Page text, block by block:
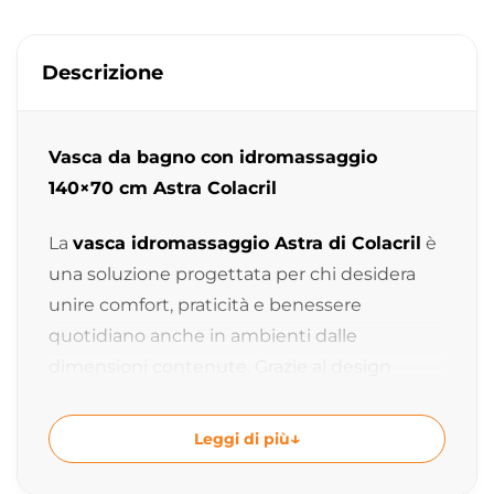
Descrizione
Vasca da bagno con idromassaggio
140×70 cm Astra Colacril
La vasca idromassaggio Astra di Colacril è
una soluzione progettata per chi desidera
unire comfort, praticità e benessere
quotidiano anche in ambienti dalle
rappresenta una scelta ideale per arredare il
bagno con eleganza senza rinunciare alla
Leggi di più